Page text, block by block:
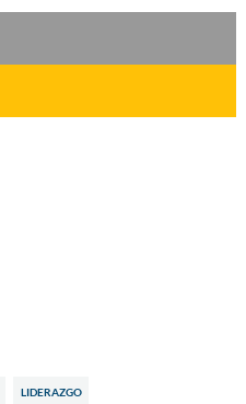
LIDERAZGO